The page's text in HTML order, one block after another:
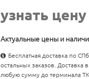
узнать цену
Актуальные цены и
Бесплатная доставка по
остальных заказов. Доставка
любую сумму до терминала